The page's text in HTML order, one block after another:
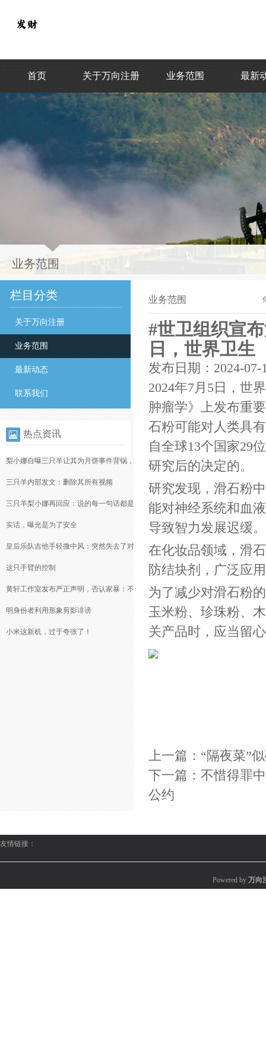
首页 关于万向注册 业务范围 最新
业务范围
栏目分类
关于万向注册
业务范围
最新动态
联系我们
热点资讯
梨小娜自曝三只羊让其为月饼事件背锅，
三只羊内部发文：删除其所有视频
三只羊梨小娜再回应：说的每一句话都是
实话，曝光是为了安全
皇后乐队吉他手轻微中风：突然失去了对
这只手臂的控制
黄轩工作室发布严正声明，否认家暴：不
明身份者利用形象剪影诽谤
小米这新机，过于夸张了！
业务范围
#世卫组织宣
日，世界卫生
发布日期：2024-
2024年7月5日，世
肿瘤学》上发布重
石粉可能对人类具
自全球13个国家29
研究后的决定的。
研究发现，滑石粉
能对神经系统和血
导致智力发展迟缓。
在化妆品领域，滑
防结块剂，广泛应
为了减少对滑石粉
玉米粉、珍珠粉、
关产品时，应当留
上一篇： “隔夜菜”
下一篇： 不惜得罪
公约
友情链接：
Powered by 万向